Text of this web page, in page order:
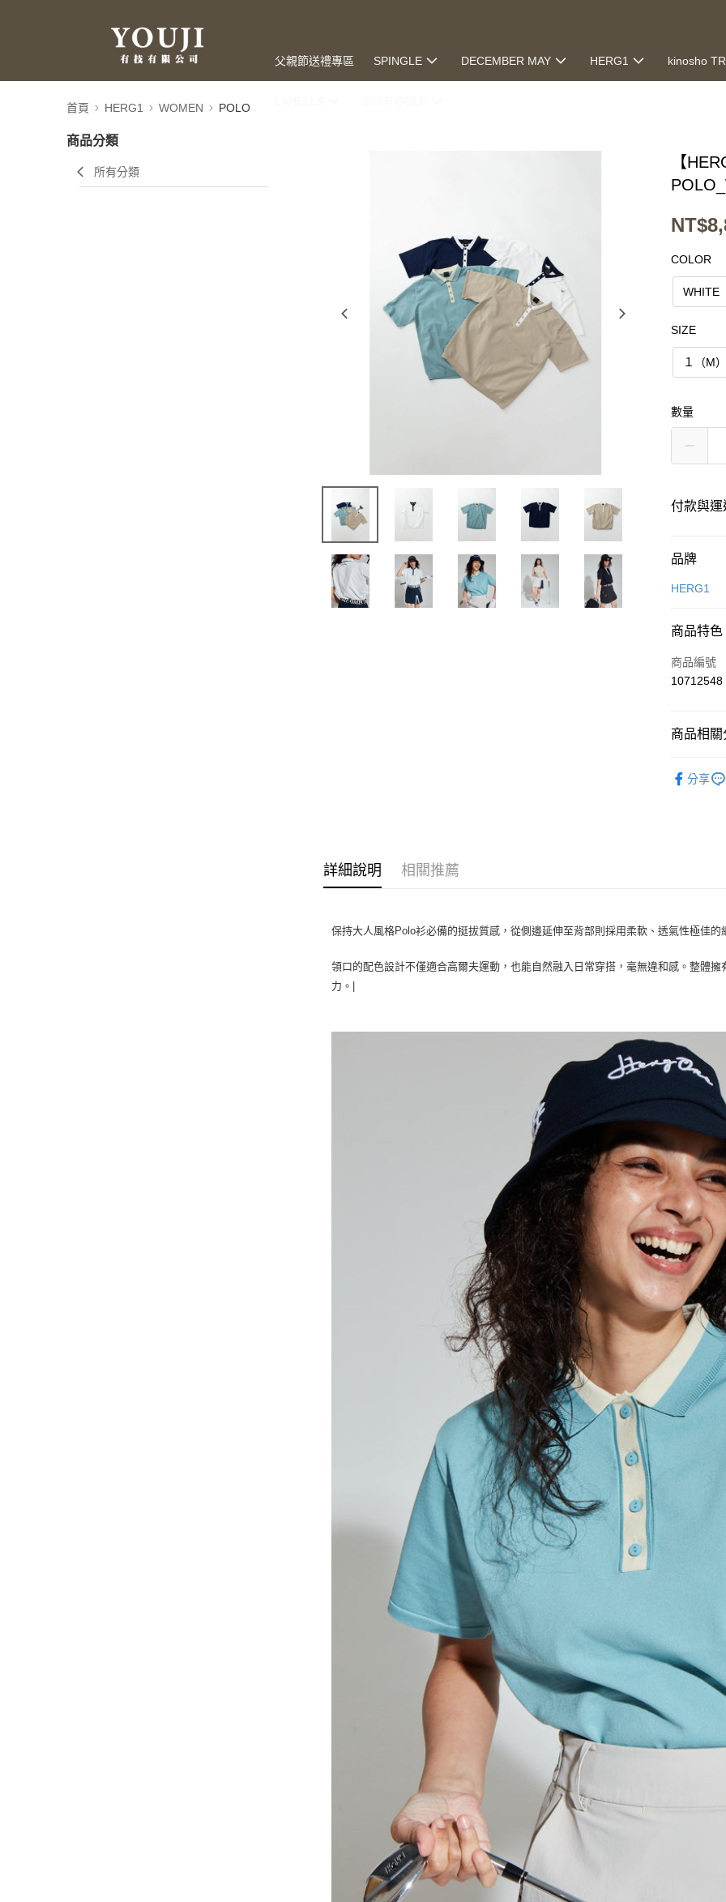
父親節送禮專區 SPINGLE DECEMBER MAY HERG1 kinosho
首頁 HERG1 WOMEN POLO
商品分類
所有分類
【
COLOR
WHITE
SIZE
１（M
數量
付款與
付款方式
信用卡一
Apple Pay
悠遊付
付款後全
付款後7-
每筆
每筆
品牌
HERG1
商品特色
商品編號
10712548
商品相關
分享
詳細說明 相關推薦
保持大人風格Polo衫必備的挺拔質感，從側邊延伸至背部則採用柔軟、透氣性極佳
領口的配色設計不僅適合高爾夫運動，也能自然融入日常穿搭，毫無違和感。整體
力。|